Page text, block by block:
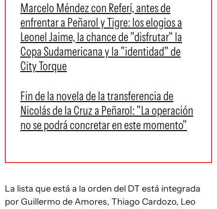
Marcelo Méndez con Referí, antes de
enfrentar a Peñarol y Tigre: los elogios a
Leonel Jaime, la chance de "disfrutar" la
Copa Sudamericana y la "identidad" de
City Torque
Fin de la novela de la transferencia de
Nicolás de la Cruz a Peñarol: "La operación
no se podrá concretar en este momento"
La lista que está a la orden del DT está integrada
por Guillermo de Amores, Thiago Cardozo, Leo